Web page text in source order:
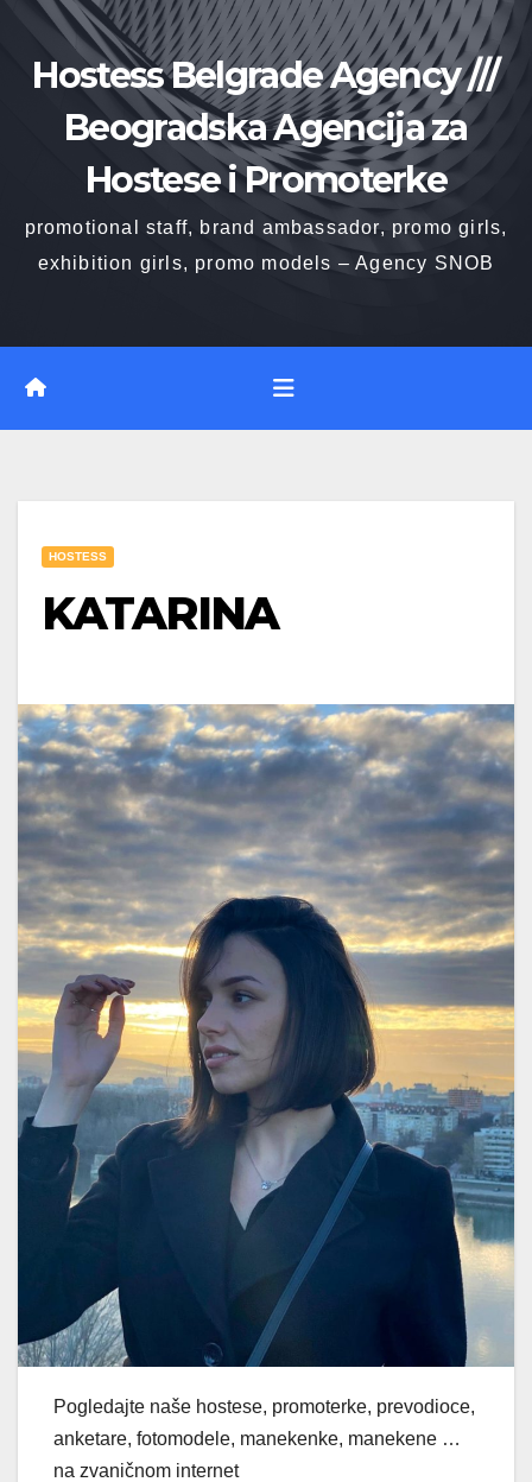
contentHostess Belgrade Agency ///
Beogradska Agencija za
Hostese i Promoterke
promotional staff, brand ambassador, promo girls,
exhibition girls, promo models – Agency SNOB
HOSTESS
KATARINA
Pogledajte naše hostese, promoterke, prevodioce,
anketare, fotomodele, manekenke, manekene …
na zvaničnom internet